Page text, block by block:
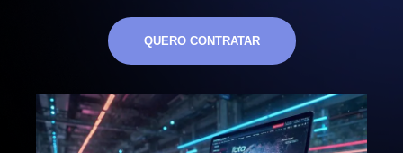
QUERO CONTRATAR